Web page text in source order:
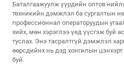
Баталгаажуулж үүрдийн оптов
техникийн дэмжлэл ба сургалтын
профессионнал операторуудын
хийх, мөн хэрэглээ үед үүсгэж буй
туслах. Энэ тасралтгүй дэмжлэл
өөрсдийнх нь дэд хонгилын
буй.